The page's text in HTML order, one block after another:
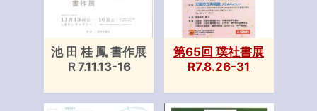
池 田 桂 鳳 書作展
Ｒ7.11.13-16
第65回 璞社書展
R7.8.26-31